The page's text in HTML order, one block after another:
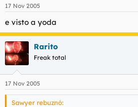
17 Nov 2005
e visto a yoda
Rarito
Freak total
17 Nov 2005
Sawyer rebuznó: